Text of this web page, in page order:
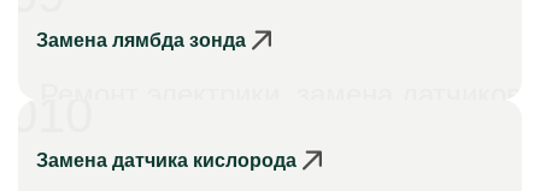
Замена лямбда зонда
Замена датчика кислорода